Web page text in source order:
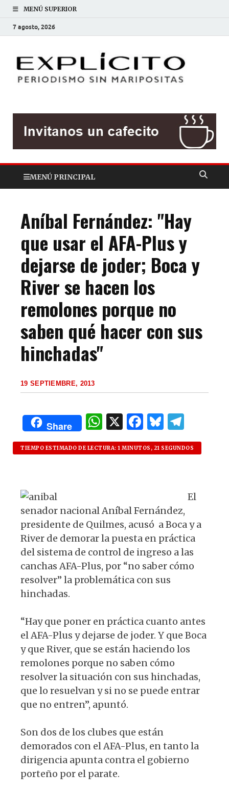
MENÚ SUPERIOR
7 agosto, 2026
MENÚ PRINCIPAL
Aníbal Fernández: "Hay
que usar el AFA-Plus y
dejarse de joder; Boca y
River se hacen los
remolones porque no
saben qué hacer con sus
hinchadas"
19 SEPTIEMBRE, 2013
Share
W
h
at
p
p
X F
a
c
o
o
k
B
lu
es
el
e
ra
m
TIEMPO ESTIMADO DE LECTURA: 1 MINUTOS, 21 SEGUNDOS
El
senador nacional Aníbal Fernández,
presidente de Quilmes, acusó a Boca y a
River de demorar la puesta en práctica
del sistema de control de ingreso a las
canchas AFA-Plus, por “no saber cómo
resolver” la problemática con sus
hinchadas.
“Hay que poner en práctica cuanto antes
el AFA-Plus y dejarse de joder. Y que Boca
y que River, que se están haciendo los
remolones porque no saben cómo
resolver la situación con sus hinchadas,
que lo resuelvan y si no se puede entrar
que no entren”, apuntó.
Son dos de los clubes que están
demorados con el AFA-Plus, en tanto la
dirigencia apunta contra el gobierno
porteño por el parate.